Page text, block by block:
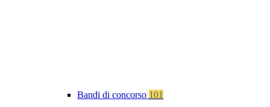
Bandi di concorso 101